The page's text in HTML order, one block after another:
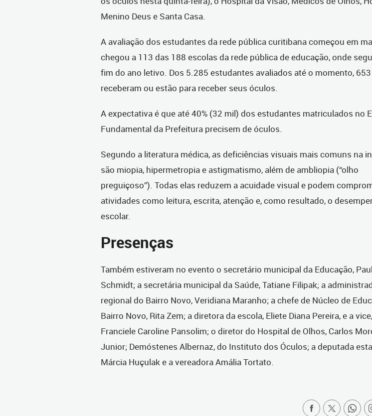
Menino Deus e Santa Casa.
A avaliação dos estudantes da rede pública curitibana começou em
chegou a 113 das 188 escolas da rede pública de educação, onde
fim do ano letivo. Dos 5.285 estudantes avaliados até o momento,
receberam ou estão para receber seus óculos.
A expectativa é que até 40% (32 mil) dos estudantes matriculados no
Fundamental da Prefeitura precisem de óculos.
Segundo a literatura médica, as deficiências visuais mais comuns na
são miopia, hipermetropia e astigmatismo, além de ambliopia (“olho
preguiçoso”). Todas elas reduzem a acuidade visual e podem
atividades como leitura, escrita, atenção e, como resultado, o
escolar.
Presenças
Também estiveram no evento o secretário municipal da Educação,
Schmidt; a secretária municipal da Saúde, Tatiane Filipak; a
regional do Bairro Novo, Veridiana Maranho; a chefe de Núcleo de
Bairro Novo, Rita Zem; a diretora da escola, Eliete Diana Pereira, e a vice,
Franciele Caroline Pansolim; o diretor do Hospital de Olhos, Carlos
Junior; Demóstenes Albernaz, do Instituto dos Óculos; a deputada
Márcia Huçulak e a vereadora Amália Tortato.